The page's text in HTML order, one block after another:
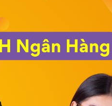
PHỤ KIỆN IPHONE